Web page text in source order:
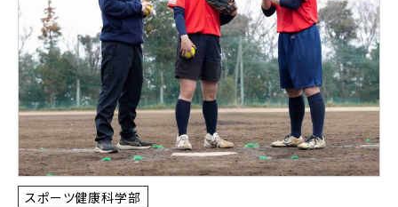
スポーツ健康科学部